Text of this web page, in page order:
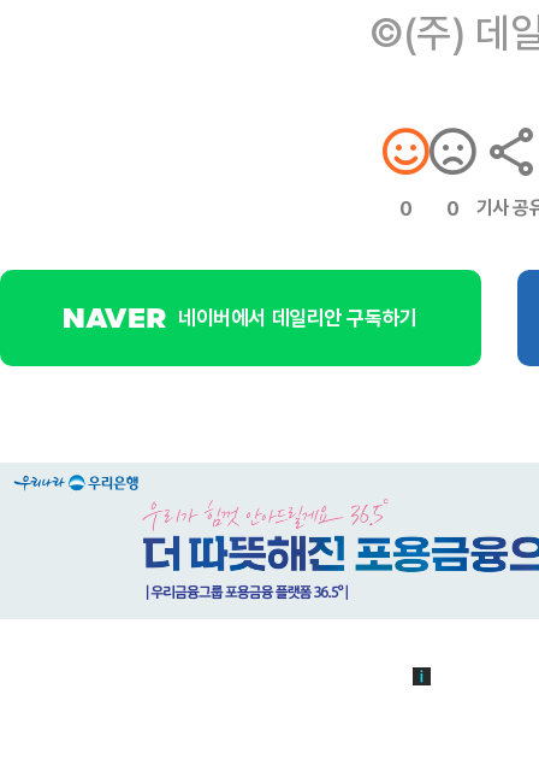
©(주) 데
0 0 기사 공
네이버에서 데일리안 구독하기